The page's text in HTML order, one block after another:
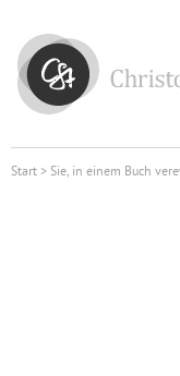
Start> Sie, in einem Buch